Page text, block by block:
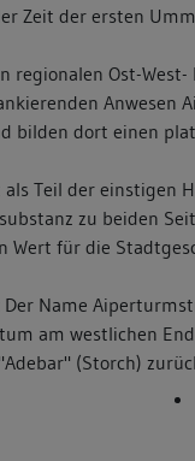
Zeit der ersten
regionalen Ost-
Anwesen
bilden dort einen
als Teil der einstigen
zu beiden
Wert für die
Der Name
am westlichen
(Storch)